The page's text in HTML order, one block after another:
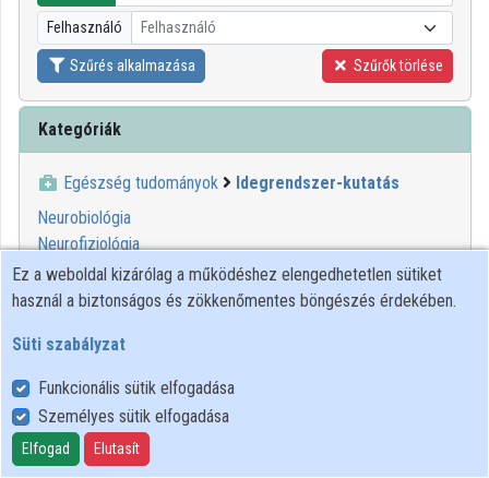
Intézményi listák
Intézmények
Közreműködők
Felhasználó Felhasználó
Szűrés alkalmazása Szűrők törlése
Kategóriák
Egészség tudományok
Idegrendszer-kutatás
Neurobiológia
Neurofiziológia
Neuroinformatika
Neurokémia
Neuropszichológia
00:14:44
Ez a weboldal kizárólag a működéshez elengedhetetlen sütiket
használ a biztonságos és zökkenőmentes böngészés érdekében.
Süti szabályzat
Funkcionális sütik elfogadása
Személyes sütik elfogadása
Elfogad Elutasít